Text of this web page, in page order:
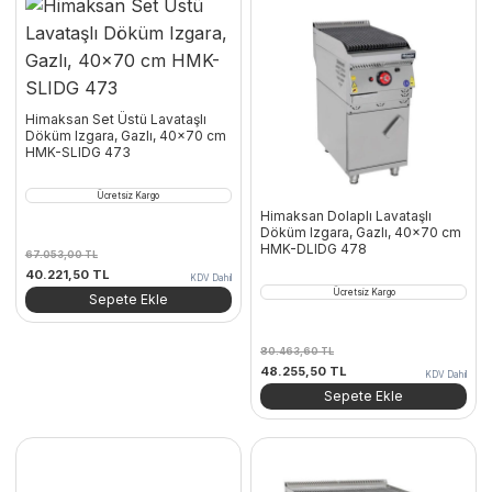
Himaksan Set Üstü Lavataşlı
Döküm Izgara, Gazlı, 40×70 cm
HMK-SLIDG 473
Ücretsiz Kargo
67.053,00TL
Orijinal
fiyat:
67.053,00 TL.
40.221,50 TLŞu
andaki
fiyat:
KDV Dahil
Sepete Ekle
Himaksan Dolaplı Lavataşlı
Döküm Izgara, Gazlı, 40×70 cm
HMK-DLIDG 478
Ücretsiz Kargo
80.463,60TL
Orijinal
fiyat:
80.463,60 TL.
48.255,50 TL
andaki
fiyat:
KDV Dahil
Sepete Ekle